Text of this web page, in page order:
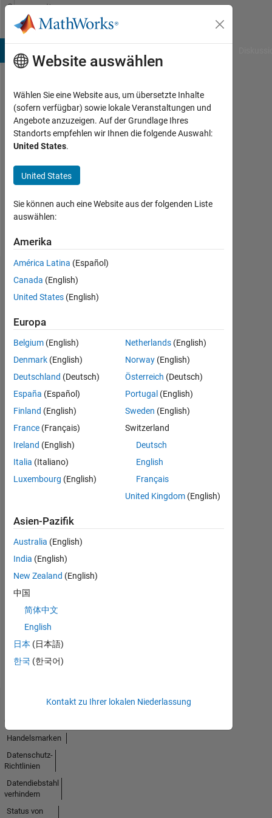
Weiter zum Inhalt
Community
Profile
Li
Followers:
0
Following:
Empfehlungen
login
to
endorse
this
in
a
skill
No
Endorsements
received
Website auswählen
Wählen Sie eine Website aus, um übersetzte Inhalte
(sofern verfügbar) sowie lokale Veranstaltungen und
Angebote anzuzeigen. Auf der Grundlage Ihres
Standorts empfehlen wir Ihnen die folgende Auswahl:
United States.
United States
Sie können auch eine Website aus der folgenden Liste
auswählen:
Amerika
América Latina (Español)
Canada (English)
United States (English)
Europa
Belgium (English)
Denmark (English)
Deutschland (Deutsch)
España (Español)
Finland (English)
France (Français)
Ireland (English)
Italia (Italiano)
Luxembourg (English)
Netherlands (English)
Norway (English)
Österreich (Deutsch)
Portugal (English)
Sweden (English)
Switzerland
Deutsch
English
Français
United Kingdom (English)
Asien-Pazifik
Australia (English)
India (English)
New Zealand (English)
中国
简体中文
English
日本 (日本語)
한국 (한국어)
Kontakt zu Ihrer lokalen Niederlassung
Handelsmarken
Datenschutz-
Richtlinien
Datendiebstahl
verhindern
Status von